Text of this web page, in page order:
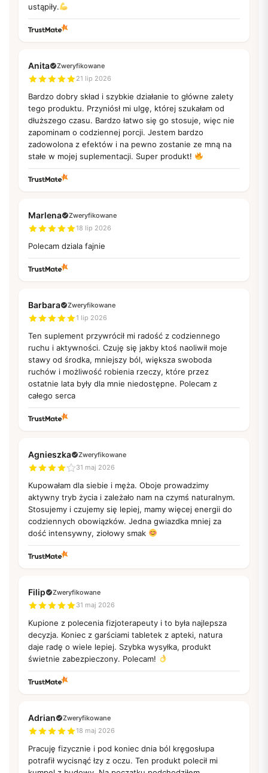
ustąpiły.
Anita
Zweryfikowane
21 lip 2026
Bardzo dobry skład i szybkie działanie to główne zalety
tego produktu. Przyniósł mi ulgę, której szukałam od
dłuższego czasu. Bardzo łatwo się go stosuje, więc nie
zapominam o codziennej porcji. Jestem bardzo
zadowolona z efektów i na pewno zostanie ze mną na
stałe w mojej suplementacji. Super produkt!
Marlena
Zweryfikowane
18 lip 2026
Polecam dziala fajnie
Barbara
Zweryfikowane
1 lip 2026
Ten suplement przywrócił mi radość z codziennego
ruchu i aktywności. Czuję się jakby ktoś naoliwił moje
stawy od środka, mniejszy ból, większa swoboda
ruchów i możliwość robienia rzeczy, które przez
ostatnie lata były dla mnie niedostępne. Polecam z
całego serca
Agnieszka
Zweryfikowane
31 maj 2026
Kupowałam dla siebie i męża. Oboje prowadzimy
aktywny tryb życia i zależało nam na czymś naturalnym.
Stosujemy i czujemy się lepiej, mamy więcej energii do
codziennych obowiązków. Jedna gwiazdka mniej za
dość intensywny, ziołowy smak
Filip
Zweryfikowane
31 maj 2026
Kupione z polecenia fizjoterapeuty i to była najlepsza
decyzja. Koniec z garściami tabletek z apteki, natura
daje radę o wiele lepiej. Szybka wysyłka, produkt
świetnie zabezpieczony. Polecam!
Adrian
Zweryfikowane
18 maj 2026
Pracuję fizycznie i pod koniec dnia ból kręgosłupa
potrafił wycisnąć łzy z oczu. Ten produkt polecił mi